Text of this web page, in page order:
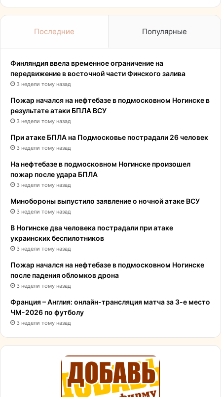
Последние Популярные
Финляндия ввела временное ограничение на
передвижение в восточной части Финского залива
3 недели тому назад
Пожар начался на нефтебазе в подмосковном Ногинске в
результате атаки БПЛА ВСУ
3 недели тому назад
При атаке БПЛА на Подмосковье пострадали 26 человек
3 недели тому назад
На нефтебазе в подмосковном Ногинске произошел
пожар после удара БПЛА
3 недели тому назад
Минобороны выпустило заявление о ночной атаке ВСУ
3 недели тому назад
В Ногинске два человека пострадали при атаке
украинских беспилотников
3 недели тому назад
Пожар начался на нефтебазе в подмосковном Ногинске
после падения обломков дрона
3 недели тому назад
Франция – Англия: онлайн-трансляция матча за 3-е место
ЧМ-2026 по футболу
3 недели тому назад